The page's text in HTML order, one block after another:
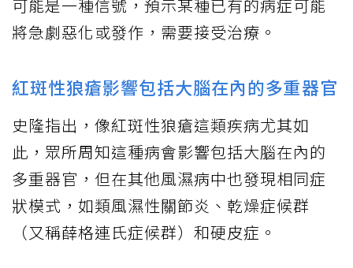
可能是一種信號，預示某種已有的病症可能
將急劇惡化或發作，需要接受治療。
紅斑性狼瘡影響包括大腦在內的多重器官
史隆指出，像紅斑性狼瘡這類疾病尤其如
此，眾所周知這種病會影響包括大腦在內的
多重器官，但在其他風濕病中也發現相同症
狀模式，如類風濕性關節炎、乾燥症候群
（又稱薛格連氏症候群）和硬皮症。